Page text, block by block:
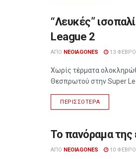
ΑΘΛΗΤΙΣΜΌΣ
“Λευκές”
League 2
ΑΠΌ NEOIAGONES 13
Χωρίς τέρματα
Θεσπρωτού στην Super
ΠΕΡΙΣΣΌΤΕΡΑ
ΑΘΛΗΤΙΣΜΌΣ
Το πανόραμα της
ΑΠΌ NEOIAGONES 10